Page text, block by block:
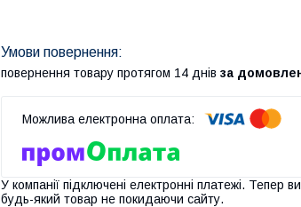
повернення товару протягом 14 днів за
У компанії підключені електронні платежі. Тепер
будь-який товар не покидаючи сайту.